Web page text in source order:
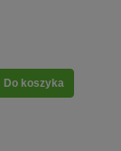
Do koszyka